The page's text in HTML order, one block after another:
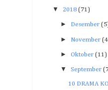
▼ 2018 (71)
► Desember
► November
► Oktober (11)
▼ September
10 DRAMA